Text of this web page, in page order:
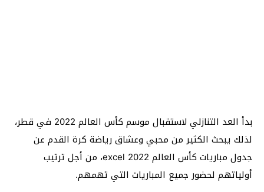
بدأ العد التنازلي لاستقبال موسم كأس العالم 2022 في قطر،
لذلك يبحث الكثير من محبي وعشاق رياضة كرة القدم عن
جدول مباريات كأس العالم 2022 excel، من أجل ترتيب
أولياتهم لحضور جميع المباريات التي تهمهم.